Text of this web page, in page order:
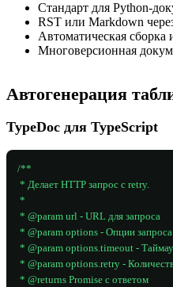
Стандарт для Python-
RST или Markdown
Автоматическая сборка
Многоверсионная
Автогенерация
TypeDoc для TypeScript
/**
* Делает HTTP запрос с retry.
*
* @param url - URL для запроса
* @param options - Опции запроса
* @param options.timeout -
* @param options.retry -
* @returns Promise с ответом